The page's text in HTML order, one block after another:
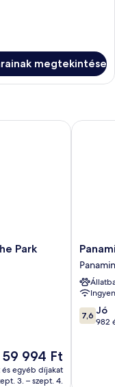
megtekintése
Park
Az
ár
59 994 Ft
59 994 Ft
és egyéb díjakat
3. – szept. 4.
Springs
Resort
Springs
7.6
7,6 Jó
982